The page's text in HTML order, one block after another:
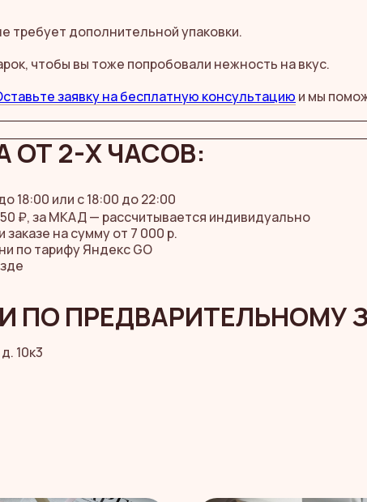
требует дополнительной упаковки.
чтобы вы тоже попробовали нежность на вкус.
заявку на бесплатную консультацию и мы
ОТ 2-Х ЧАСОВ:
18:00 или с 18:00 до 22:00
₽, за МКАД — рассчитывается индивидуально
на сумму от 7 000 р.
по тарифу Яндекс GO
ПО ПРЕДВАРИТЕЛЬНОМУ
10к3